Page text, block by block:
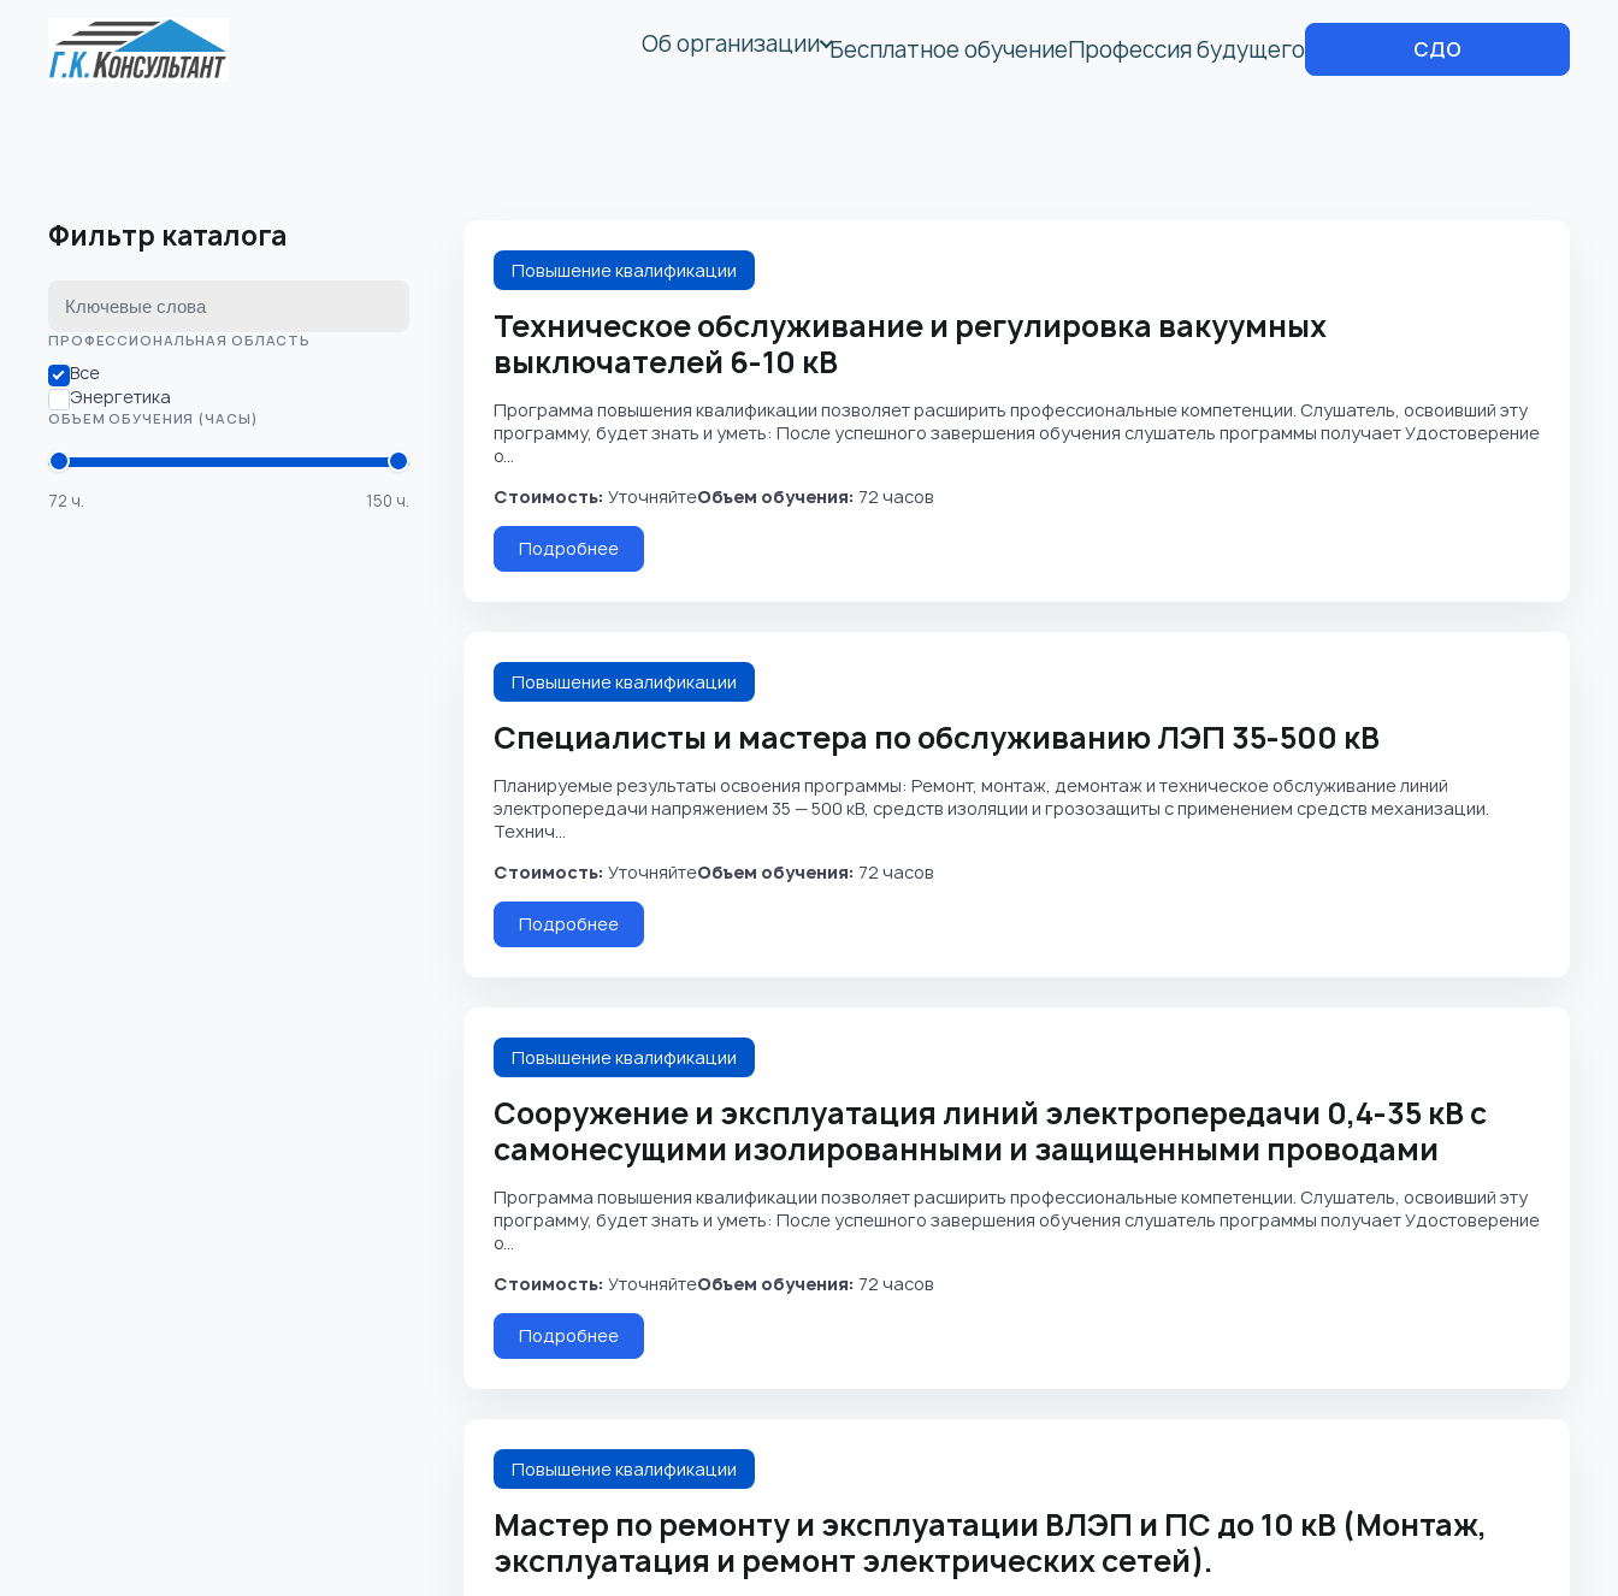
Об организации Бесплатное обучениеПрофессия будущего СДО
Фильтр каталога
Ключевые слова
ПРОФЕССИОНАЛЬНАЯ ОБЛАСТЬ
Все
Энергетика
ОБЪЕМ ОБУЧЕНИЯ (ЧАСЫ)
72 ч. 150 ч.
Повышение квалификации
Техническое обслуживание и регулировка вакуумных
выключателей 6-10 кВ
Программа повышения квалификации позволяет расширить профессиональные компетенции. Слушатель, освоивший эту
программу, будет знать и уметь: После успешного завершения обучения слушатель программы получает Удостоверение
о...
Стоимость: УточняйтеОбъем обучения: 72 часов
Подробнее
Повышение квалификации
Специалисты и мастера по обслуживанию ЛЭП 35-500 кВ
Планируемые результаты освоения программы: Ремонт, монтаж, демонтаж и техническое обслуживание линий
электропередачи напряжением 35 — 500 кВ, средств изоляции и грозозащиты с применением средств механизации.
Технич...
Стоимость: УточняйтеОбъем обучения: 72 часов
Подробнее
Повышение квалификации
Сооружение и эксплуатация линий электропередачи 0,4-35 кВ с
самонесущими изолированными и защищенными проводами
Программа повышения квалификации позволяет расширить профессиональные компетенции. Слушатель, освоивший эту
программу, будет знать и уметь: После успешного завершения обучения слушатель программы получает Удостоверение
о...
Стоимость: УточняйтеОбъем обучения: 72 часов
Подробнее
Повышение квалификации
Мастер по ремонту и эксплуатации ВЛЭП и ПС до 10 кВ (Монтаж,
эксплуатация и ремонт электрических сетей).